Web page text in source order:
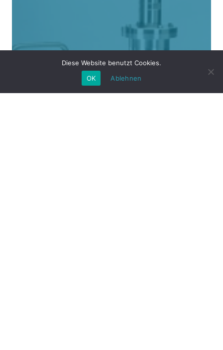
Diese Website benutzt Cookies.
OK
Ablehnen